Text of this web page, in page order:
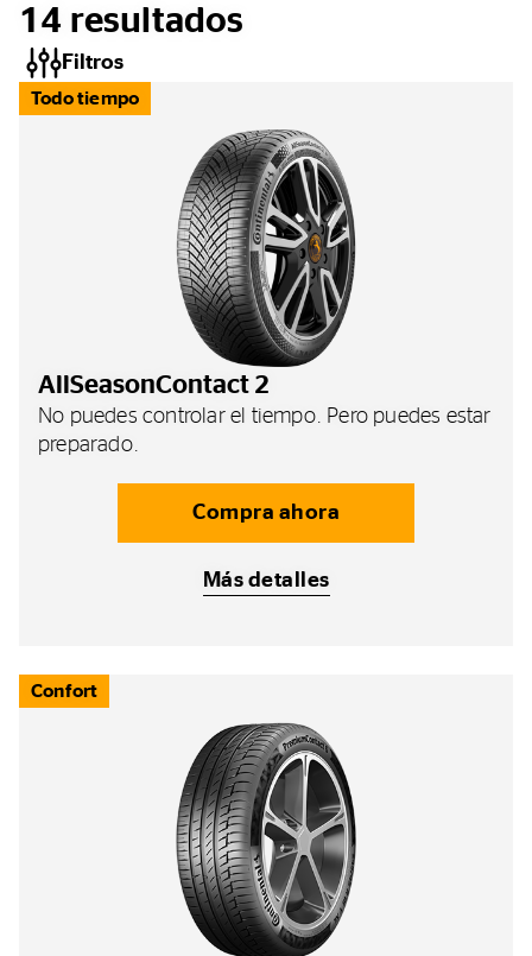
14 resultados
Filtros
Todo tiempo
AllSeasonContact 2
No puedes controlar el tiempo. Pero puedes estar
preparado.
Compra ahora
Más detalles
Confort